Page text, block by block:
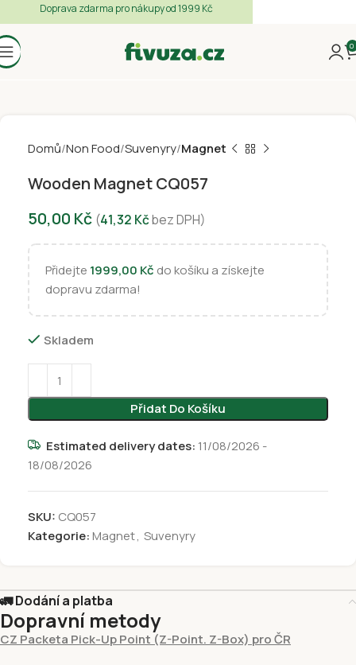
0
Domů Non Food Suvenyry Magnet
Wooden Magnet CQ057
50,00 Kč (41,32 Kčbez DPH)
Přidejte 1999,00 Kč do košíku a získejte
dopravu zdarma!
Skladem
Přidat Do Košíku
Estimated delivery dates: 11/08/2026 -
18/08/2026
SKU: CQ057
Kategorie:Magnet, Suvenyry
🚛 Dodání a platba
Dopravní metody
CZ Packeta Pick-Up Point (Z-Point. Z-Box) pro ČR
Doprava zdarma pro nákupy od 1999 Kč